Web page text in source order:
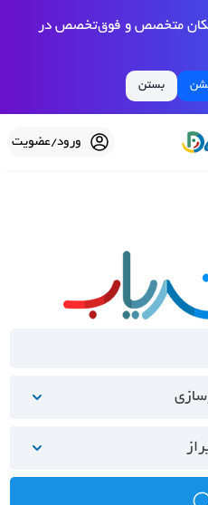
متخصص و فوق‌تخصص در
بستن
ورود/عضویت